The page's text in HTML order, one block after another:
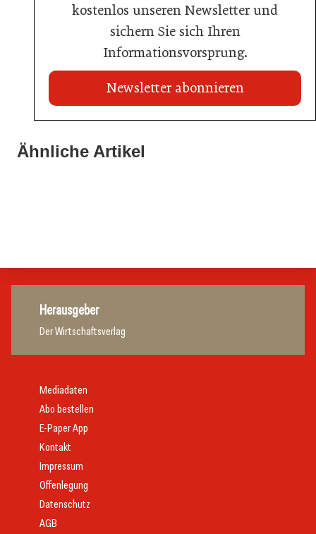
kostenlos unseren Newsletter und
sichern Sie sich Ihren
Informationsvorsprung.
Newsletter abonnieren
Ähnliche Artikel
Travel Start-up Night 2026: Beste Tourismus-Idee
Herausgeber
Der Wirtschaftsverlag
Mediadaten
Abo bestellen
E-Paper App
Kontakt
Impressum
Offenlegung
Datenschutz
AGB